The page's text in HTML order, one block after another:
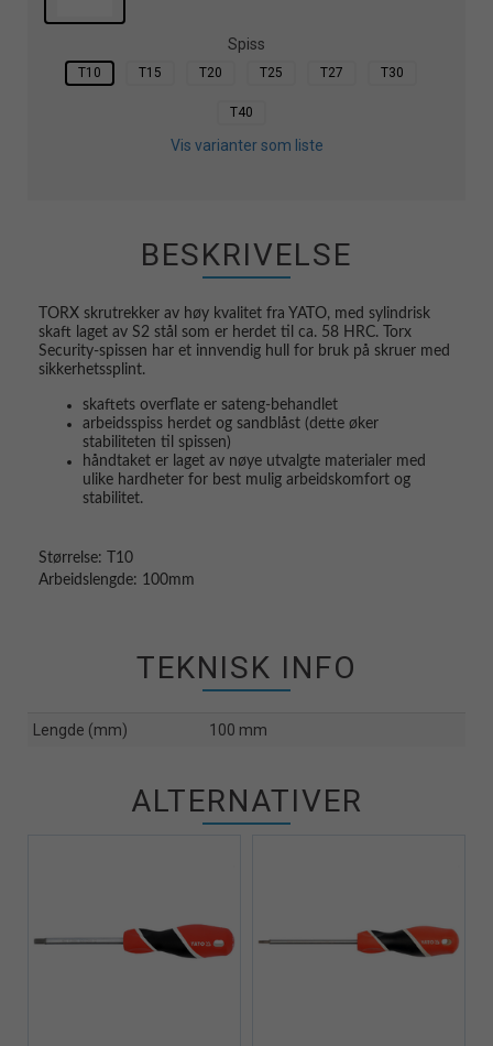
Spiss
T10 T15 T20 T25 T27 T30
T40
Vis varianter som liste
BESKRIVELSE
TORX skrutrekker av høy kvalitet fra YATO, med sylindrisk
skaft laget av S2 stål som er herdet til ca. 58 HRC. Torx
Security-spissen har et innvendig hull for bruk på skruer med
sikkerhetssplint.
skaftets overflate er sateng-behandlet
arbeidsspiss herdet og sandblåst (dette øker
stabiliteten til spissen)
håndtaket er laget av nøye utvalgte materialer med
ulike hardheter for best mulig arbeidskomfort og
stabilitet.
Størrelse: T10
Arbeidslengde: 100mm
TEKNISK INFO
Lengde (mm) 100 mm
ALTERNATIVER